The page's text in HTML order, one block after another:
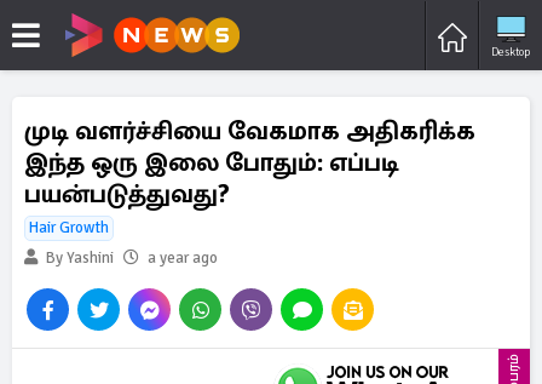
Desktop
முடி வளர்ச்சியை வேகமாக அதிகரிக்க
இந்த ஒரு இலை போதும்: எப்படி
பயன்படுத்துவது?
Hair Growth
By Yashini
a year ago